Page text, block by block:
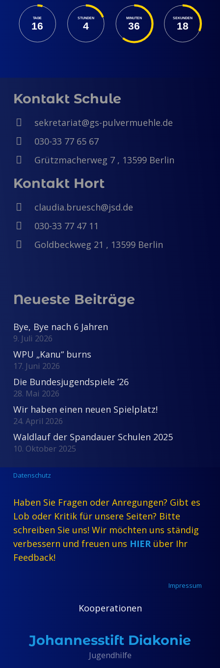
TAGE
16
STUNDEN
4
MINUTEN
36
SEKUNDEN
18
Kontakt Schule
sekretariat@gs-pulvermuehle.de
030-33 77 65 67
Grützmacherweg 7 , 13599 Berlin
Kontakt Hort
claudia.bruesch@jsd.de
030-33 77 47 11
Goldbeckweg 21 , 13599 Berlin
Neueste Beiträge
Bye, Bye nach 6 Jahren
9. Juli 2026
WPU „Kanu“ burns
17. Juni 2026
Die Bundesjugendspiele ’26
28. Mai 2026
Wir haben einen neuen Spielplatz!
24. April 2026
Waldlauf der Spandauer Schulen 2025
10. Oktober 2025
Datenschutz
Haben Sie Fragen oder Anregungen? Gibt es
Lob oder Kritik für unsere Seiten? Bitte
schreiben Sie uns! Wir möchten uns ständig
verbessern und freuen uns HIER über Ihr
Feedback!
Impressum
Kooperationen
Johannesstift Diakonie
Jugendhilfe